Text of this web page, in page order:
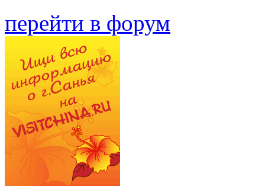
перейти в форум